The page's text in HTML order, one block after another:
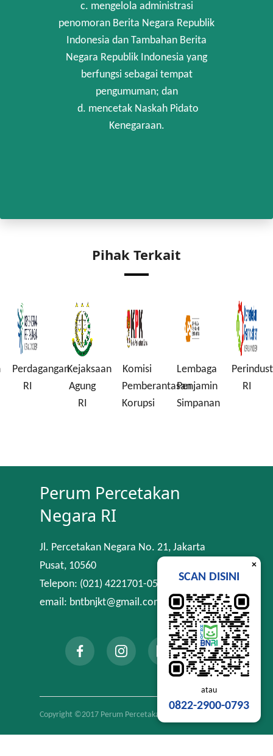
c. mengelola administrasi
penomoran Berita Negara Republik
Indonesia dan Tambahan Berita
Negara Republik Indonesia yang
berfungsi sebagai tempat
pengumuman; dan
d. mencetak Naskah Pidato
Kenegaraan.
Pihak Terkait
Perdagangan
RI
Kejaksaan
Agung
RI
Komisi
Pemberantasan
Korupsi
Lembaga
Penjamin
Simpanan
RI
Perum Percetakan
Negara RI
Jl. Percetakan Negara No. 21, Jakarta
Pusat, 10560
Telepon: (021) 4221701-05
email: bntbnjkt@gmail.com
Copyright ©2017 Perum Percetakan Negara RI
×
SCAN DISINI
atau
0822-2900-0793